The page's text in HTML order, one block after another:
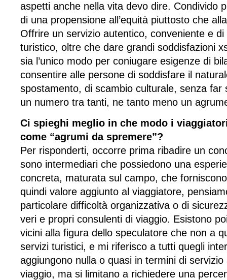
aspetti anche nella vita devo dire. Condivido
di una propensione all’equità piuttosto che
Offrire un servizio autentico, conveniente e
turistico, oltre che dare grandi soddisfazioni
sia l’unico modo per coniugare esigenze di
consentire alle persone di soddisfare il
spostamento, di scambio culturale, senza far
un numero tra tanti, ne tanto meno un
Ci spieghi meglio in che modo i
come “agrumi da spremere”?
Per risponderti, occorre prima ribadire un
sono intermediari che possiedono una
concreta, maturata sul campo, che
quindi valore aggiunto al viaggiatore,
particolare difficoltà organizzativa o di
veri e propri consulenti di viaggio. Esistono
vicini alla figura dello speculatore che non a
servizi turistici, e mi riferisco a tutti quegli
aggiungono nulla o quasi in termini di servizio
viaggio, ma si limitano a richiedere una